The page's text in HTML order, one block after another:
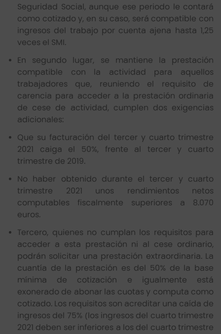
Seguridad Social, aunque ese periodo le contará
como cotizado y, en su caso, será compatible con
ingresos del trabajo por cuenta ajena hasta 1,25
veces el SMI.
En segundo lugar, se mantiene la prestación
compatible con la actividad para aquellos
trabajadores que, reuniendo el requisito de
carencia para acceder a la prestación ordinaria
de cese de actividad, cumplen dos exigencias
adicionales:
Que su facturación del tercer y cuarto trimestre
2021 caiga el 50%, frente al tercer y cuarto
trimestre de 2019.
No haber obtenido durante el tercer y cuarto
trimestre 2021 unos rendimientos netos
computables fiscalmente superiores a 8.070
euros.
Tercero, quienes no cumplan los requisitos para
acceder a esta prestación ni al cese ordinario,
podrán solicitar una prestación extraordinaria. La
cuantía de la prestación es del 50% de la base
mínima de cotización e igualmente está
exonerado de abonar las cuotas y computa como
cotizado. Los requisitos son acreditar una caída de
ingresos del 75% (los ingresos del cuarto trimestre
2021 deben ser inferiores a los del cuarto trimestre